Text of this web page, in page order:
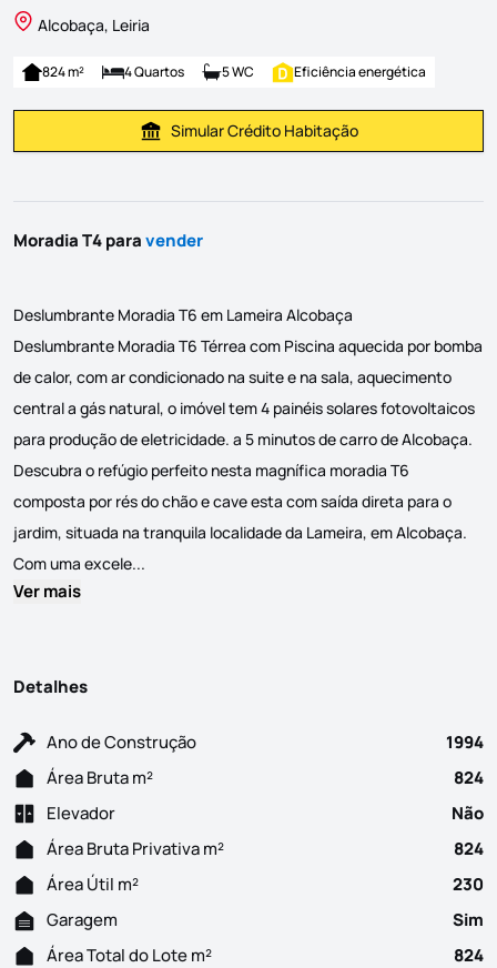
Alcobaça, Leiria
824 m² 4 Quartos 5 WC Eficiência energética
Simular Prestação
Simular Crédito Habitação
Moradia T4 paravender
Deslumbrante Moradia T6 em Lameira Alcobaça
Deslumbrante Moradia T6 Térrea com Piscina aquecida por bomba
de calor, com ar condicionado na suite e na sala, aquecimento
central a gás natural, o imóvel tem 4 painéis solares fotovoltaicos
para produção de eletricidade. a 5 minutos de carro de Alcobaça.
Descubra o refúgio perfeito nesta magnífica moradia T6
composta por rés do chão e cave esta com saída direta para o
jardim, situada na tranquila localidade da Lameira, em Alcobaça.
Com uma excele...
Ver mais
Detalhes
Ano de Construção
1994
Área Bruta m²
824
Elevador
Não
Área Bruta Privativa m²
824
Área Útil m²
230
Garagem
Sim
Área Total do Lote m²
824